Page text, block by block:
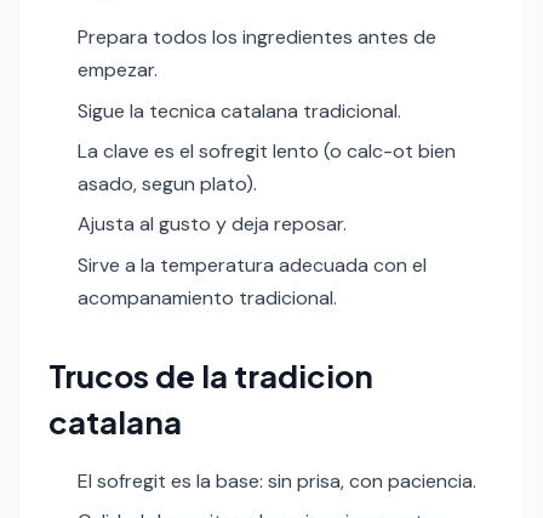
Prepara todos los ingredientes antes de
empezar.
Sigue la tecnica catalana tradicional.
La clave es el sofregit lento (o calc-ot bien
asado, segun plato).
Ajusta al gusto y deja reposar.
Sirve a la temperatura adecuada con el
acompanamiento tradicional.
Trucos de la tradicion
catalana
El sofregit es la base: sin prisa, con paciencia.